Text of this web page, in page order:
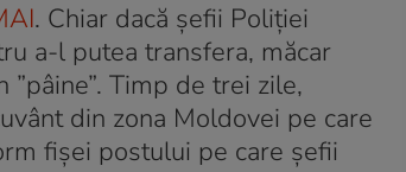
. Chiar dacă șefii Poliției
a-l putea transfera, măcar
Timp de trei zile,
din zona Moldovei pe care
fișei postului pe care șefii